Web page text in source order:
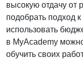
высокую отдачу от
подобрать подход
использовать
в MyAcademy
обучить своих